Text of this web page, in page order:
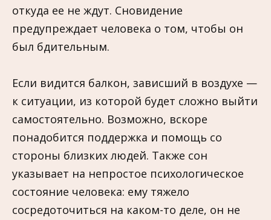
откуда ее не ждут. Сновидение
предупреждает человека о том, чтобы он
был бдительным.
Если видится балкон, зависший в воздухе —
к ситуации, из которой будет сложно выйти
самостоятельно. Возможно, вскоре
понадобится поддержка и помощь со
стороны близких людей. Также сон
указывает на непростое психологическое
состояние человека: ему тяжело
сосредоточиться на каком-то деле, он не